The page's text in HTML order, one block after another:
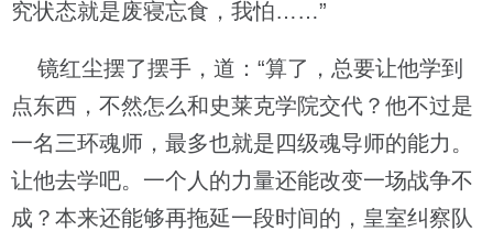
究状态就是废寝忘食，我怕……”
镜红尘摆了摆手，道：“算了，总要让他学到
点东西，不然怎么和史莱克学院交代？他不过是
一名三环魂师，最多也就是四级魂导师的能力。
让他去学吧。一个人的力量还能改变一场战争不
成？本来还能够再拖延一段时间的，皇室纠察队